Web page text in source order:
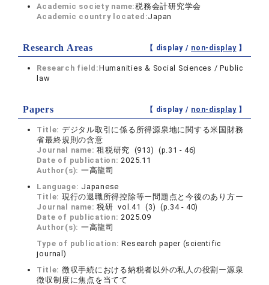
Academic society name:税務会計研究学会
Academic country located:Japan
Research Areas 【 display / non-display】
Research field:Humanities & Social Sciences / Public
law
Papers 【 display / non-display】
Title: デジタル取引に係る所得源泉地に関する米国財務
省最終規則の含意
Journal name:租税研究 (913) (p.31 - 46)
Date of publication:2025.11
Author(s): 一高龍司
Language: Japanese
Title: 現行の退職所得控除等ー問題点と今後のあり方ー
Journal name:税研 vol.41 (3) (p.34 - 40)
Date of publication:2025.09
Author(s): 一高龍司
Type of publication:Research paper (scientific
journal)
Title: 徴収手続における納税者以外の私人の役割ー源泉
徴収制度に焦点を当てて